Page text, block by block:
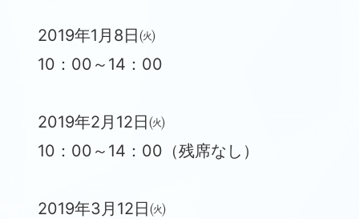
2019年1月8日㈫
10：00～14：00
2019年2月12日㈫
10：00～14：00（残席なし）
2019年3月12日㈫